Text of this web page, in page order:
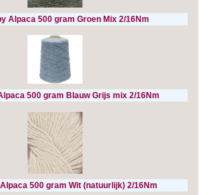
Alpaca 500 gram Groen Mix 2/16Nm
500 gram Blauw Grijs mix 2/16Nm
500 gram Wit (natuurlijk) 2/16Nm